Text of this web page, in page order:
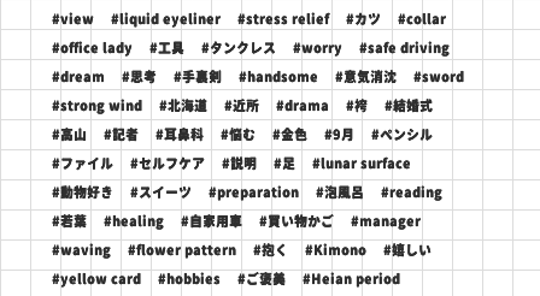
#view #liquid eyeliner #stress relief #カツ #collar
#office lady #工具 #タンクレス #worry #safe driving
#dream #思考 #手裏剣 #handsome #意気消沈 #sword
#strong wind #北海道 #近所 #drama #袴 #結婚式
#高山 #記者 #耳鼻科 #悩む #金色 #9月 #ペンシル
#ファイル #セルフケア #説明 #足 #lunar surface
#動物好き #スイーツ #preparation #泡風呂 #reading
#若葉 #healing #自家用車 #買い物かご #manager
#waving #flower pattern #抱く #Kimono #嬉しい
#yellow card #hobbies #ご褒美 #Heian period